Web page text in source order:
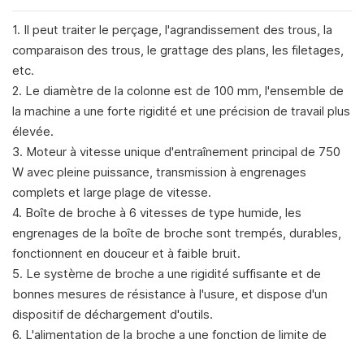
1. Il peut traiter le perçage, l'agrandissement des trous, la
comparaison des trous, le grattage des plans, les filetages,
etc.
2. Le diamètre de la colonne est de 100 mm, l'ensemble de
la machine a une forte rigidité et une précision de travail plus
élevée.
3. Moteur à vitesse unique d'entraînement principal de 750
W avec pleine puissance, transmission à engrenages
complets et large plage de vitesse.
4. Boîte de broche à 6 vitesses de type humide, les
engrenages de la boîte de broche sont trempés, durables,
fonctionnent en douceur et à faible bruit.
5. Le système de broche a une rigidité suffisante et de
bonnes mesures de résistance à l'usure, et dispose d'un
dispositif de déchargement d'outils.
6. L'alimentation de la broche a une fonction de limite de